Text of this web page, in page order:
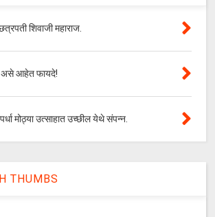
शिवाजी महाराज.
असे आहेत फायदे!
मोठ्या उत्साहात उच्छील येथे संपन्न.
THUMBS